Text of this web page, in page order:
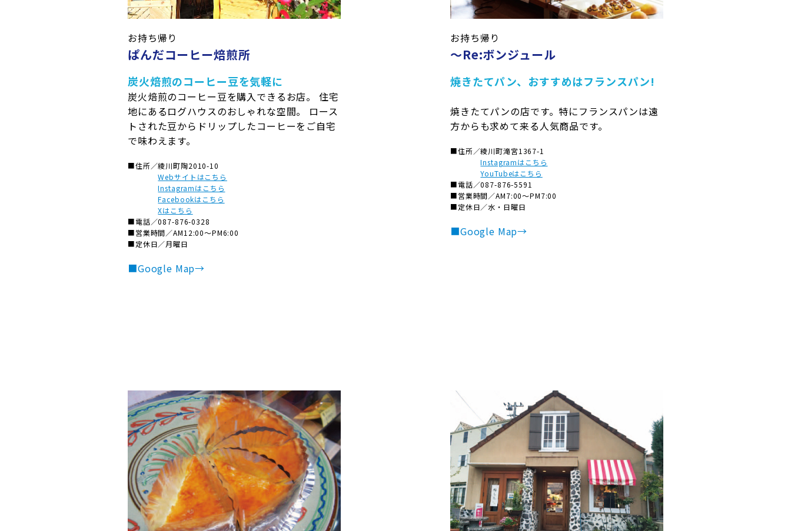
お持ち帰り
ぱんだコーヒー焙煎所
炭火焙煎のコーヒー豆を気軽に
炭火焙煎のコーヒー豆を購入できるお店。 住宅
地にあるログハウスのおしゃれな空間。 ロース
トされた豆からドリップしたコーヒーをご自宅
で味わえます。
■住所／綾川町陶2010-10
Webサイトはこちら
Instagramはこちら
Facebookはこちら
Xはこちら
■電話／087-876-0328
■営業時間／AM12:00～PM6:00
■定休日／月曜日
■Google Map→
お持ち帰り
〜Re:ボンジュール
焼きたてパン、おすすめはフランスパン!
焼きたてパンの店です。特にフランスパンは遠
方からも求めて来る人気商品です。
■住所／綾川町滝宮1367-1
Instagramはこちら
YouTubeはこちら
■電話／087-876-5591
■営業時間／AM7:00～PM7:00
■定休日／水・日曜日
■Google Map→